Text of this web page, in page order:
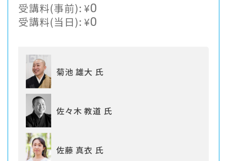
受講料(事前):¥0
受講料(当日):¥0
菊池 雄大 氏
佐々木 教道 氏
佐藤 真衣 氏